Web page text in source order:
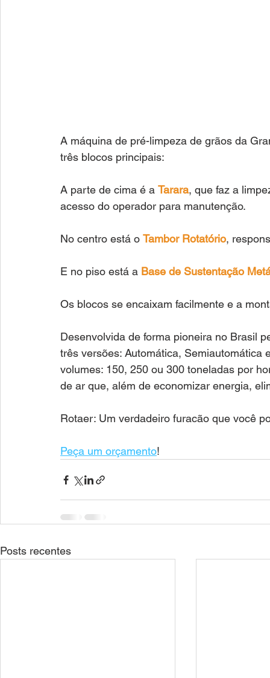
A máquina de pré-limpeza de grãos da
três blocos principais:
A parte de cima é a Tarara, que faz a
acesso do operador para manutenção.
No centro está o Tambor Rotatório,
E no piso está a Base de Sustentação
Os blocos se encaixam facilmente e a
Desenvolvida de forma pioneira no Brasil
três versões: Automática,
volumes: 150, 250 ou 300 toneladas por
de ar que, além de economizar energia,
Rotaer: Um verdadeiro furacão que você
Peça um orçamento!
Posts recentes